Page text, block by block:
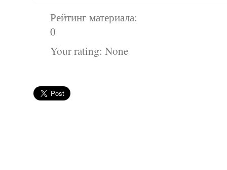
Рейтинг материала:
0
Your rating: None